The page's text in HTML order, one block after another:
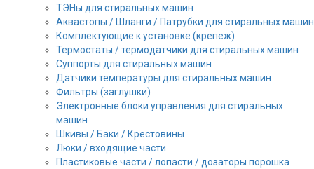
ТЭНы для стиральных машин
Аквастопы / Шланги / Патрубки для стиральных машин
Комплектующие к установке (крепеж)
Термостаты / термодатчики для стиральных машин
Суппорты для стиральных машин
Датчики температуры для стиральных машин
Фильтры (заглушки)
Электронные блоки управления для стиральных
машин
Шкивы / Баки / Крестовины
Люки / входящие части
Пластиковые части / лопасти / дозаторы порошка